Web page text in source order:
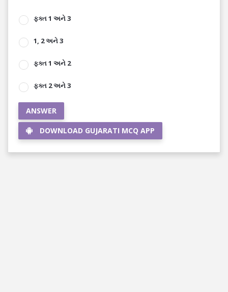
ફક્ત 1 અને 3
1, 2 અને 3
ફક્ત 1 અને 2
ફક્ત 2 અને 3
ANSWER
DOWNLOAD GUJARATI MCQ APP